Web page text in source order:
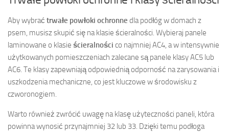
Aby wybrać trwałe powłoki ochronne dla podłóg w domach z
psem, musisz skupić się na klasie ścieralności. Wybieraj panele
laminowane o klasie ścieralności co najmniej AC4, a w intensywnie
użytkowanych pomieszczeniach zalecane są panele klasy AC5 lub
AC6. Te klasy zapewniają odpowiednią odporność na zarysowania i
uszkodzenia mechaniczne, co jest kluczowe w środowisku z
czworonogiem.
Warto również zwrócić uwagę na klasę użyteczności paneli, która
powinna wynosić przynajmniej 32 lub 33. Dzięki temu podłoga